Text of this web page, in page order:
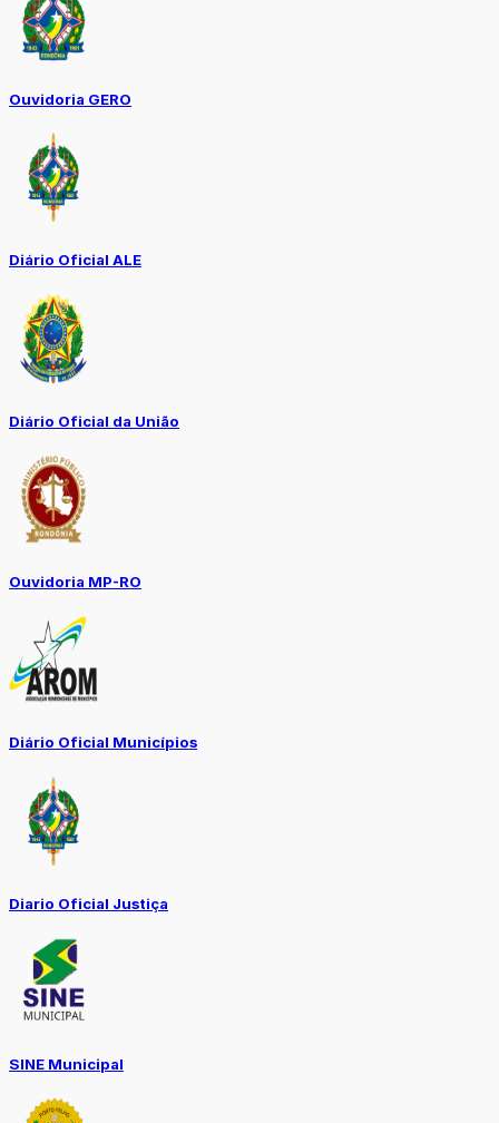
Ouvidoria GERO
Diário Oficial ALE
Diário Oficial da União
Ouvidoria MP-RO
Diário Oficial Municípios
Diario Oficial Justiça
SINE Municipal